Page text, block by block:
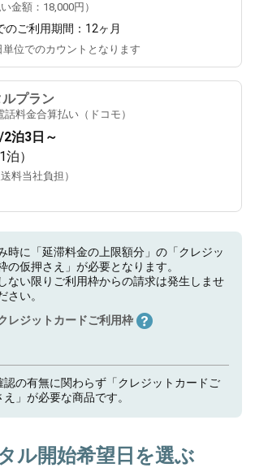
金額： 18,000円 ）
のご利用期間： 12ヶ月
位でのカウントとなります
プラン
料金合算払い（ドコモ）
2泊3日～
）
料当社負担）
時に「延滞料金の上限額分」の「クレジッ
の仮押さえ」が必要となります。
ない限りご利用枠からの請求は発生しませ
さい。
レジットカードご利用枠
認の有無に関わらず「クレジットカードご
」が必要な商品です。
ル開始希望日を選ぶ